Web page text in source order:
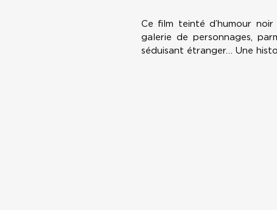
Ce film teinté d’humour
galerie de personnages,
séduisant étranger… Une